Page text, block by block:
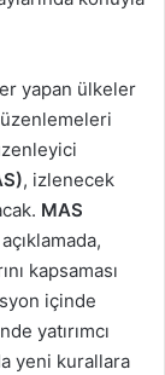
yapan ülkeler
, izlenecek
MAS
kapsaması
içinde
yatırımcı
yeni kurallara